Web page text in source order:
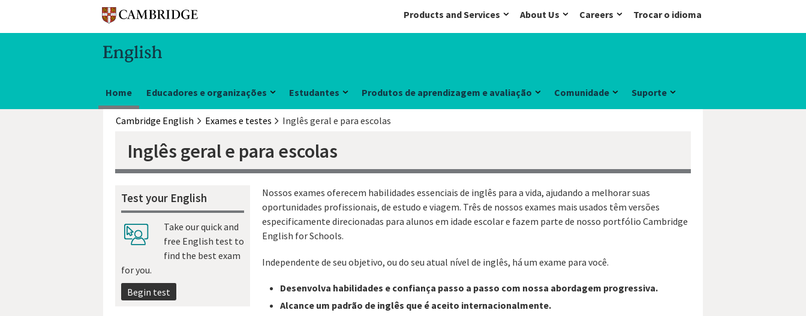
Products and Services About Us Careers Trocar o idioma
Home Educadores e organizações Estudantes Produtos de aprendizagem e avaliação Comunidade Suporte
Cambridge English Exames e testes Inglês geral e para escolas
Inglês geral e para escolas
Test your English
Take our quick and
free English test to
find the best exam
for you.
Begin test
Nossos exames oferecem habilidades essenciais de inglês para a vida, ajudando a melhorar suas
oportunidades profissionais, de estudo e viagem. Três de nossos exames mais usados têm versões
especificamente direcionadas para alunos em idade escolar e fazem parte de nosso portfólio Cambridge
English for Schools.
Independente de seu objetivo, ou do seu atual nível de inglês, há um exame para você.
Desenvolva habilidades e confiança passo a passo com nossa abordagem progressiva.
Alcance um padrão de inglês que é aceito internacionalmente.